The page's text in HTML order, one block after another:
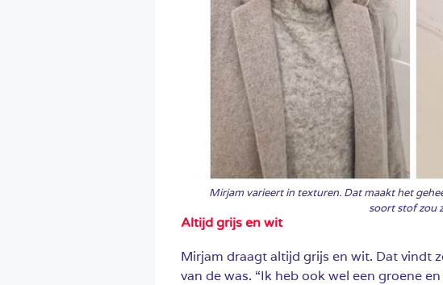
Mirjam varieert in texturen. Dat maakt het
soort stof zou
Altijd grijs en wit
Mirjam draagt altijd grijs en wit. Dat vindt
van de was. “Ik heb ook wel een groene